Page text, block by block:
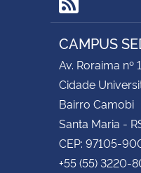
RSS
CAMPUS
Av. Roraima nº
Cidade
Bairro Camobi
Santa Maria -
CEP: 97105-
+55 (55) 3220-